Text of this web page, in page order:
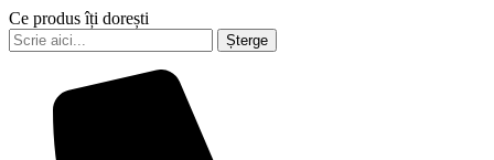
Ce produs îți dorești
Șterge